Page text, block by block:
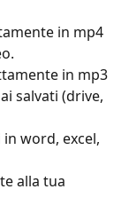
in mp4
in mp3
salvati (drive,
word, excel,
alla tua